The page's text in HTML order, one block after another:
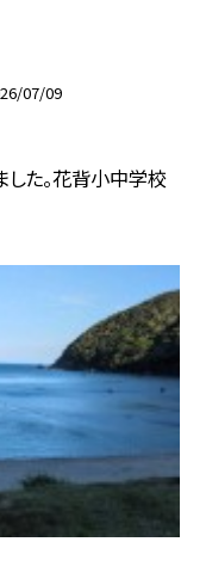
07/09
した。花背小中学校